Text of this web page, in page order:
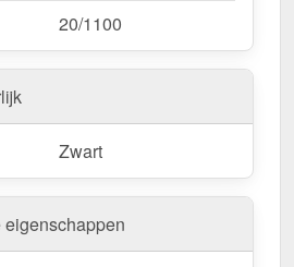
20/1100
Zwart
eigenschappen